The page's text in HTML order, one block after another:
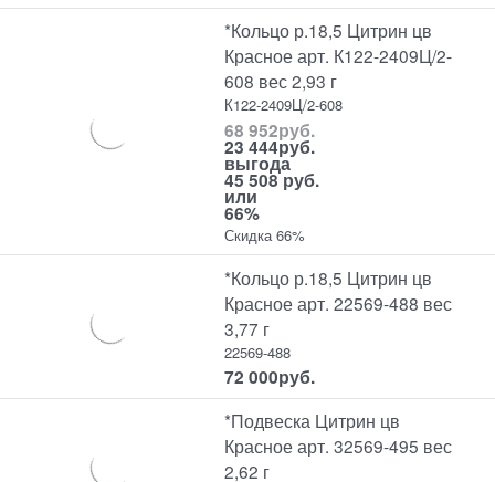
*Кольцо р.18,5 Цитрин цв
Красное арт. К122-2409Ц/2-
608 вес 2,93 г
К122-2409Ц/2-608
68 952руб.
23 444руб.
выгода
45 508 руб.
или
66%
Скидка 66%
*Кольцо р.18,5 Цитрин цв
Красное арт. 22569-488 вес
3,77 г
22569-488
72 000руб.
*Подвеска Цитрин цв
Красное арт. 32569-495 вес
2,62 г